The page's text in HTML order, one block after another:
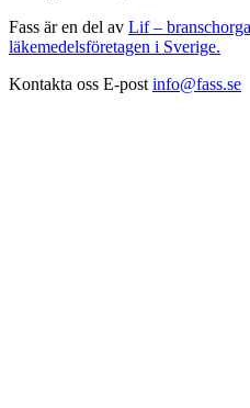
Fass är en del av Lif –
läkemedelsföretagen i Sverige.
Kontakta oss E-post info@fass.se